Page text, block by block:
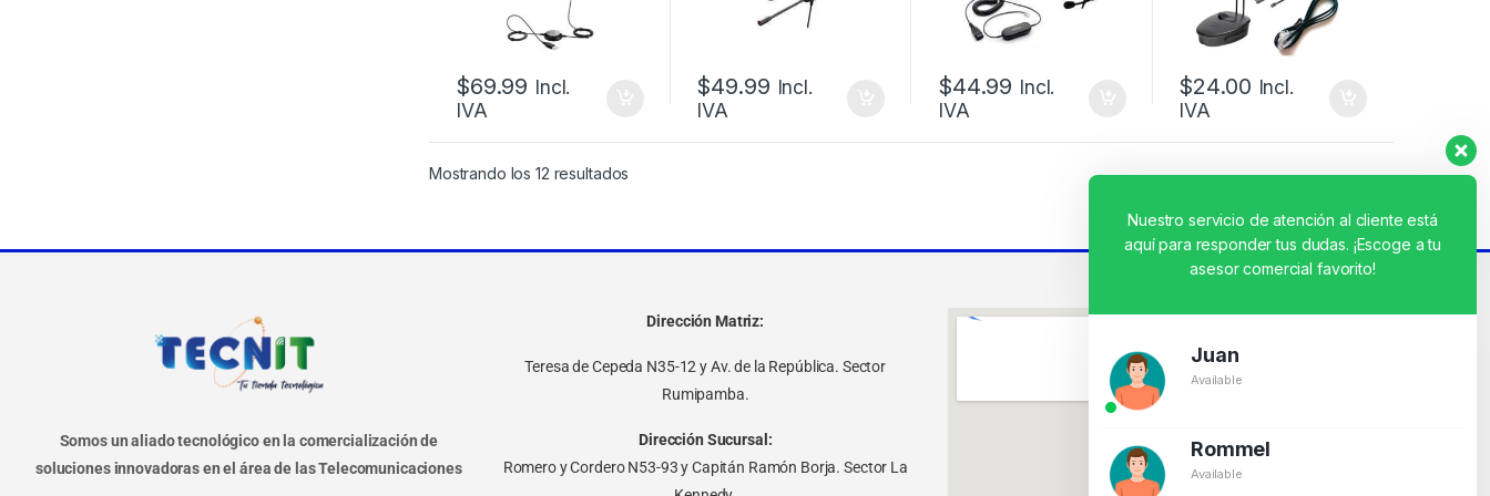
$69.99 Incl.
IVA
$49.99 Incl.
IVA
$44.99 Incl.
IVA
$24.00 Incl.
IVA
Mostrando los 12 resultados
Somos un aliado tecnológico en la comercialización de
soluciones innovadoras en el área de las Telecomunicaciones
Dirección Matriz:
Teresa de Cepeda N35-12 y Av. de la República. Sector
Rumipamba.
Dirección Sucursal:
Romero y Cordero N53-93 y Capitán Ramón Borja. Sector La
Nuestro servicio de atención al cliente está
aquí para responder tus dudas. ¡Escoge a tu
asesor comercial favorito!
Juan
Available
Rommel
Available